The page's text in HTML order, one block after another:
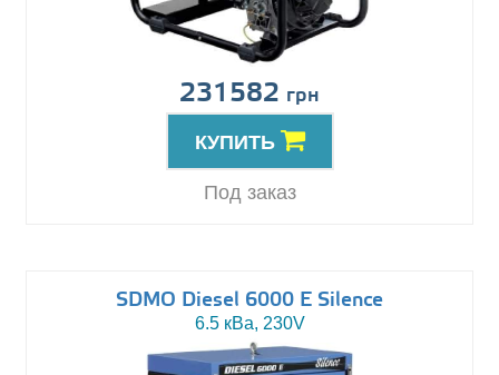
231582 грн
КУПИТЬ
Под заказ
SDMO Diesel 6000 E Silence
6.5 кВа, 230V